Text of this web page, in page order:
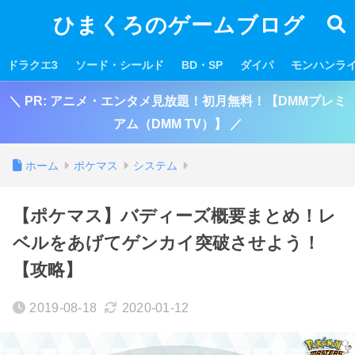
ひまくろのゲームブログ
ドラクエ3 ソード・シールド BD・SP ダイパ モンハンラ
＼ PR: アニメ・エンタメ見放題！初月無料！【DMMプレミ
アム（DMM TV）】 ／
ホーム ポケマス システム
【ポケマス】バディーズ概要まとめ！レ
ベルをあげてゲンカイ突破させよう！
【攻略】
2019-08-18 2020-01-12